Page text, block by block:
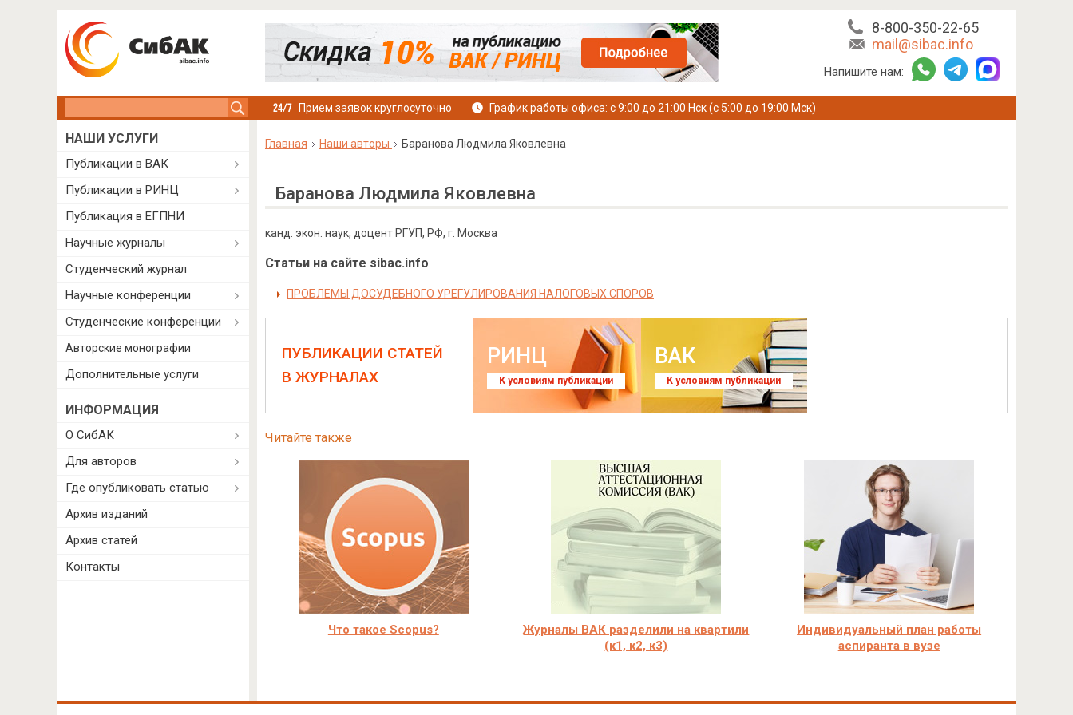
8-800-350-22-65
mail@sibac.info
Напишите нам:
Прием заявок круглосуточно График работы офиса: с 9:00 до 21:00 Нск (с 5:00 до 19:00 Мск)
Главная Наши авторы Баранова Людмила Яковлевна
Баранова Людмила Яковлевна
канд. экон. наук, доцент РГУП, РФ, г. Москва
Статьи на сайте sibac.info
ПРОБЛЕМЫ ДОСУДЕБНОГО УРЕГУЛИРОВАНИЯ НАЛОГОВЫХ СПОРОВ
ПУБЛИКАЦИИ СТАТЕЙ
В ЖУРНАЛАХ
РИНЦ
К условиям публикации
ВАК
К условиям публикации
Читайте также
Что такое Scopus?
Журналы ВАК разделили на квартили
(к1, к2, к3)
Индивидуальный план работы
аспиранта в вузе
НАШИ УСЛУГИ
Публикации в ВАК
Публикации в РИНЦ
Публикация в ЕГПНИ
Научные журналы
Студенческий журнал
Научные конференции
Студенческие конференции
Авторские монографии
Дополнительные услуги
ИНФОРМАЦИЯ
О СибАК
Для авторов
Где опубликовать статью
Архив изданий
Архив статей
Контакты